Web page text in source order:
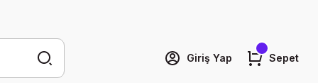
Giriş Yap Sepet